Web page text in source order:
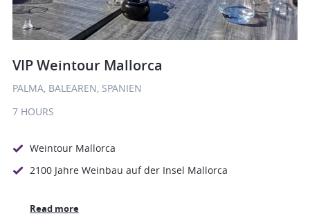
VIP Weintour Mallorca
PALMA, BALEAREN, SPANIEN
7 HOURS
Weintour Mallorca
2100 Jahre Weinbau auf der Insel Mallorca
Read more